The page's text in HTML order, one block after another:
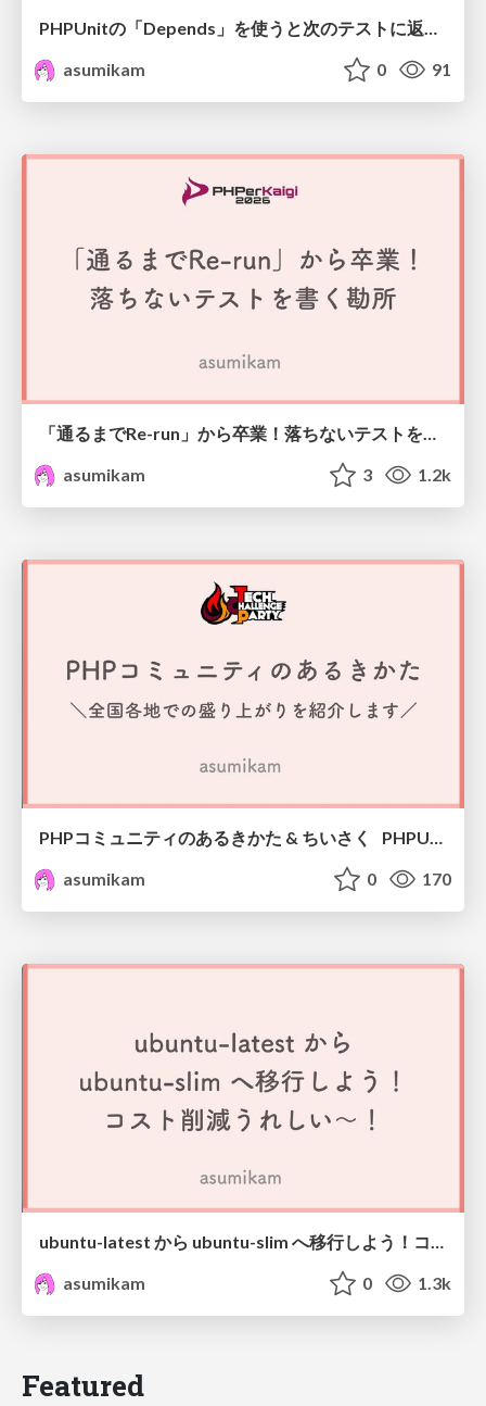
PHPUnitの「Depends」を使うと次のテストに返り値を渡せるの、なんで？読むぞ！ #phpcon_odawara
asumikam
0 91
asumikam
3 1.2k
PHPコミュニティのあるきかた & ちいさく PHPUnitをつくってみる / Tech Challenge Party 2026
asumikam
0 170
ubuntu-latest から ubuntu-slim へ移行しよう！コスト削減うれしい～！
asumikam
0 1.3k
Featured